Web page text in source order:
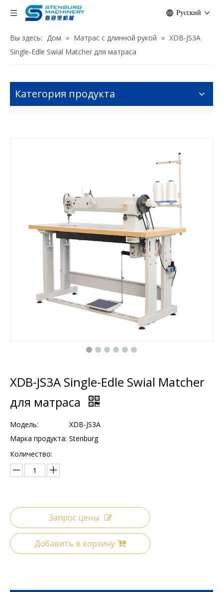
Pусский
Вы здесь: Дом » Матрас с длинной рукой » XDB-JS3A
Single-Edle Swial Matcher для матраса
Категория продукта
XDB-JS3A Single-Edle Swial Matcher
для матраса
Модель:
XDB-JS3A
Марка продукта: Stenburg
Количество:
Запрос цены
Добавить в корзину